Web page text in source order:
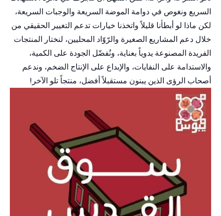
السريع ونغوص في دوامة الموضة السريعة والوجبات السريعة،
لكن ماذا لو أبطأنا قليلاً واتخذنا خيارات تدعم التغيير الحقيقي من
خلال دعم المشاريع الصغيرة والرّوّاد المحليين، لنختار المنتجات
الفريدة المصنوعة يدوياً بعناية، ونُفضّل الجودة على الكمية،
والاستدامة على النفايات، والإبداع على الإنتاج الضخم، وندعم
أصحاب الرؤى الذين يبنون مستقبلاً أفضل، منتجاً تلو الآخر!